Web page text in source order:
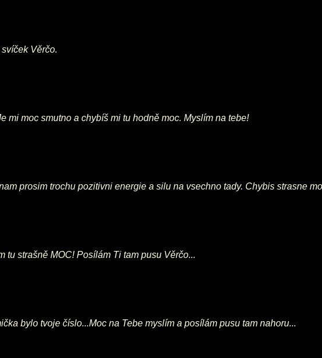
Věrčo.
mi moc smutno a chybíš mi tu hodně moc. Myslím na tebe!
prosim trochu pozitivni energie a silu na vsechno tady. Chybis strasne
tu strašně MOC! Posílám Ti tam pusu Věrčo...
bylo tvoje číslo...Moc na Tebe myslím a posílám pusu tam nahoru...